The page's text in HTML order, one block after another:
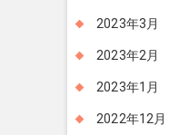
2023年3月
2023年2月
2023年1月
2022年12月